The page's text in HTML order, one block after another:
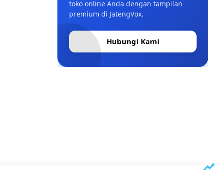
toko online Anda dengan tampilan
premium di JatengVox.
Hubungi Kami